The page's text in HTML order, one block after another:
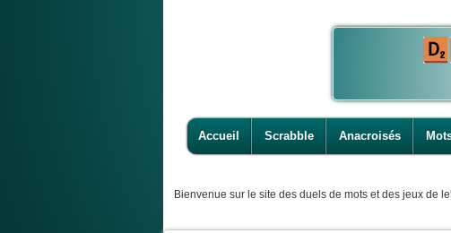
Accueil Scrabble Anacroisés
Bienvenue sur le site des duels de mots et des jeux de